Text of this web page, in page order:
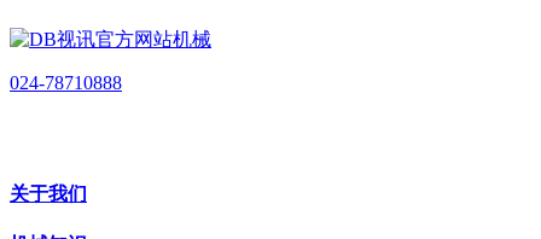
024-78710888
关于我们